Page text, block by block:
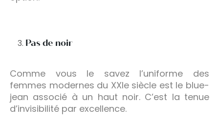
Pas de noir
Comme vous le savez l’uniforme des
femmes modernes du XXIe siècle est le blue-
jean associé à un haut noir. C’est la tenue
d’invisibilité par excellence.